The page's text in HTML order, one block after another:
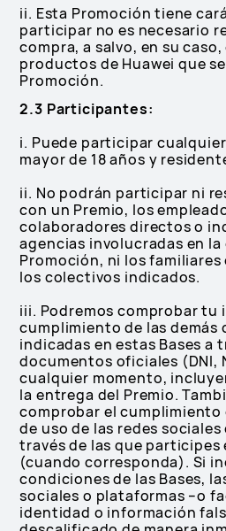
ii. Esta Promoción tiene
participar no es necesario
compra, a salvo, en su
productos de Huawei que
Promoción.
2.3 Participantes:
i. Puede participar
mayor de 18 años y
ii. No podrán participar ni
con un Premio, los
colaboradores directos o
agencias involucradas en la
Promoción, ni los
los colectivos indicados.
iii. Podremos comprobar tu
cumplimiento de las demás
indicadas en estas Bases a
documentos oficiales (DNI,
cualquier momento,
la entrega del Premio.
comprobar el cumplimiento
de uso de las redes
través de las que participes
(cuando corresponda). Si
condiciones de las Bases,
sociales o plataformas –o
identidad o información